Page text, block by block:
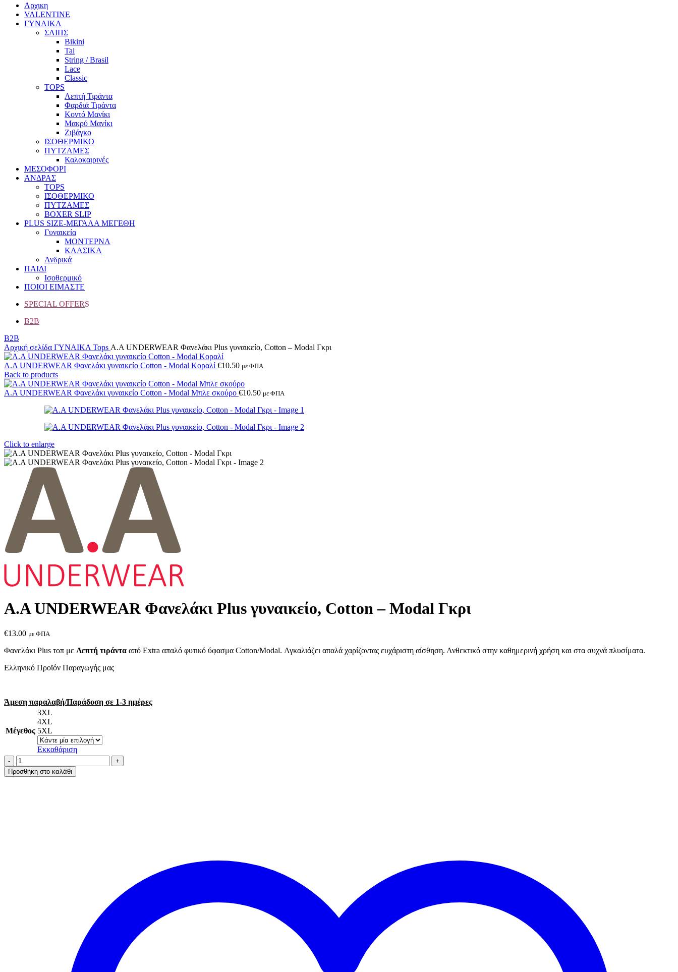
Αρχικη
VALENTINE
ΓΥΝΑΙΚΑ
ΣΛΙΠΣ
Bikini
Tai
String / Brasil
Lace
Classic
TOPS
Λεπτή Τιράντα
Φαρδιά Τιράντα
Κοντό Μανίκι
Μακρύ Μανίκι
Ζιβάγκο
ΙΣΟΘΕΡΜΙΚΟ
ΠΥΤΖΑΜΕΣ
Καλοκαιρινές
ΜΕΣΟΦΟΡΙ
ΑΝΔΡΑΣ
TOPS
ΙΣΟΘΕΡΜΙΚΟ
ΠΥΤΖΑΜΕΣ
BOXER SLIP
PLUS SIZE-ΜΕΓΑΛΑ ΜΕΓΕΘΗ
Γυναικεία
ΜΟΝΤΕΡΝΑ
ΚΛΑΣΙΚΑ
Ανδρικά
ΠΑΙΔΙ
Ισοθερμικό
ΠΟΙΟΙ ΕΙΜΑΣΤΕ
SPECIAL OFFERS
B2B
B2B
Αρχική σελίδα ΓΥΝΑΙΚΑ Tops Α.A UNDERWEAR Φανελάκι Plus γυναικείο, Cotton – Modal Γκρι
Α.A UNDERWEAR Φανελάκι γυναικείο Cotton - Modal Κοραλί €10.50 με ΦΠΑ
Back to products
A.A UNDERWEAR Φανελάκι γυναικείο Cotton - Modal Μπλε σκούρο €10.50 με ΦΠΑ
Click to enlarge
Α.A UNDERWEAR Φανελάκι Plus γυναικείο, Cotton – Modal Γκρι
€13.00 με ΦΠΑ
Φανελάκι Plus τοπ με Λεπτή τιράντα από Extra απαλό φυτικό ύφασμα Cotton/Modal. Αγκαλιάζει απαλά χαρίζοντας ευχάριστη αίσθηση. Ανθεκτικό στην καθημερινή χρήση και στα συχνά πλυσίματα.
Ελληνικό Προϊόν Παραγωγής μας
Άμεση παραλαβή/Παράδοση σε 1-3 ημέρες
Μέγεθος
3XL
4XL
5XL
Εκκαθάριση
Α.A
UNDERWEAR
Φανελάκι
Προσθήκη στο καλάθι